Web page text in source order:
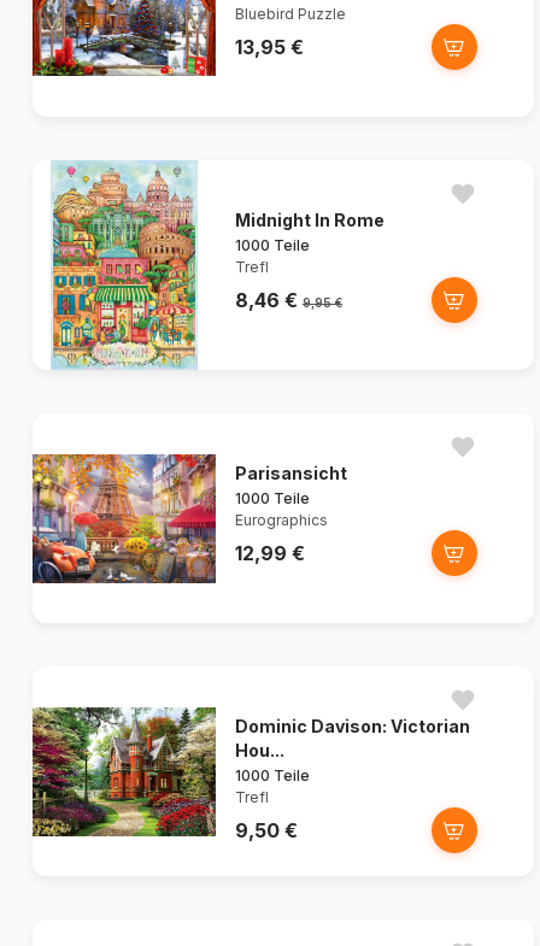
Bluebird Puzzle
13,95 €
Midnight In Rome
1000 Teile
Trefl
8,46 € 9,95 €
Parisansicht
1000 Teile
Eurographics
12,99 €
Dominic Davison: Victorian
Hou...
1000 Teile
Trefl
9,50 €